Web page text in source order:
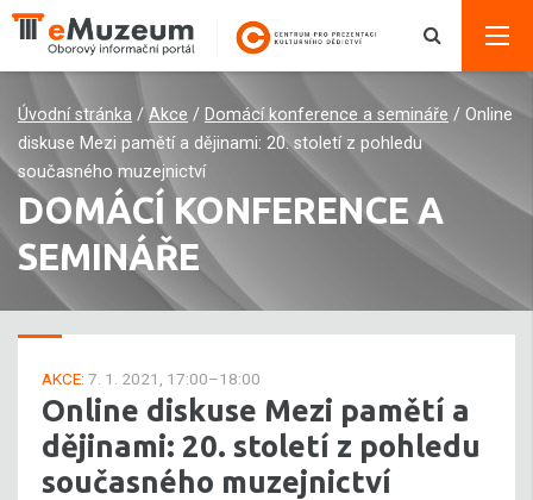
Úvodní stránka / Akce / Domácí konference a semináře / Online
diskuse Mezi pamětí a dějinami: 20. století z pohledu
současného muzejnictví
DOMÁCÍ KONFERENCE A
SEMINÁŘE
AKCE: 7. 1. 2021, 17:00–18:00
Online diskuse Mezi pamětí a
dějinami: 20. století z pohledu
současného muzejnictví